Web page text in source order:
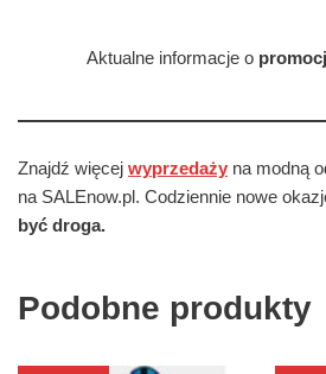
Aktualne informacje o
Znajdź więcej wyprzedaży na modną
na SALEnow.pl. Codziennie nowe
być droga.
Podobne produkty